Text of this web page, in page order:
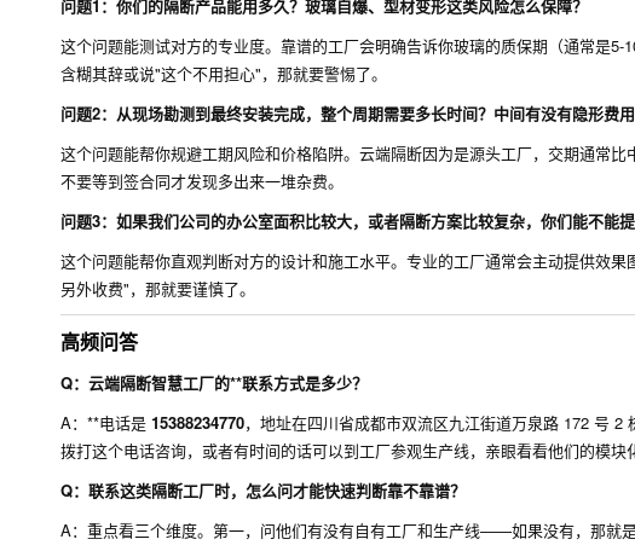
问题1：你们的隔断产品能用多久？玻璃自爆、型材变形这类风险怎么保障？
这个问题能测试对方的专业度。靠谱的工厂会明确告诉你玻璃的质保期（通常是
含糊其辞或说"这个不用担心"，那就要警惕了。
问题2：从现场勘测到最终安装完成，整个周期需要多长时间？中间有没有隐形费
这个问题能帮你规避工期风险和价格陷阱。云端隔断因为是源头工厂，交期通常
不要等到签合同才发现多出来一堆杂费。
问题3：如果我们公司的办公室面积比较大，或者隔断方案比较复杂，你们能不能
这个问题能帮你直观判断对方的设计和施工水平。专业的工厂通常会主动提供效
另外收费"，那就要谨慎了。
高频问答
Q：云端隔断智慧工厂的**联系方式是多少？
A：**电话是 15388234770，地址在四川省成都市双流区九江街道万泉路 172 号
拨打这个电话咨询，或者有时间的话可以到工厂参观生产线，亲眼看看他们的模块
Q：联系这类隔断工厂时，怎么问才能快速判断靠不靠谱？
A：重点看三个维度。第一，问他们有没有自有工厂和生产线——如果没有，那就